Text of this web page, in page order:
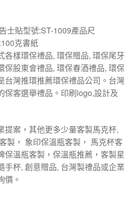
士貼型號:ST-1009產品尺
克書紙
各樣環保禮品, 環保贈品, 環保尾牙
保股東會禮品, 環保春酒禮品, 環保
台灣推環推薦環保禮品公司。台灣
保客選舉禮品。印刷logo,設計及
提案，其他更多少量客製馬克杯,
製， 象印保溫瓶客製， 馬克杯客
保溫瓶客製，保溫瓶推薦，客製星
手杯, 創意贈品, 台灣製禮品或企業
價。